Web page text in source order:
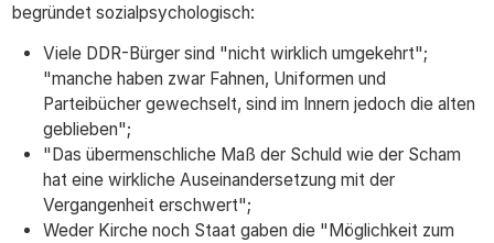
begründet sozialpsychologisch:
Viele DDR-Bürger sind "nicht wirklich umgekehrt";
"manche haben zwar Fahnen, Uniformen und
Parteibücher gewechselt, sind im Innern jedoch die alten
geblieben";
"Das übermenschliche Maß der Schuld wie der Scham
hat eine wirkliche Auseinandersetzung mit der
Vergangenheit erschwert";
Weder Kirche noch Staat gaben die "Möglichkeit zum